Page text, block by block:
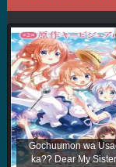
Gochuumon wa
ka?? Dear My